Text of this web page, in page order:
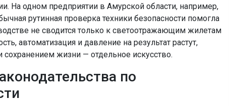
На одном предприятии в Амурской области, например,
рутинная проверка техники безопасности помогла
не сводится только к светоотражающим жилетам
автоматизация и давление на результат растут,
жизни — отдельное искусство.
по